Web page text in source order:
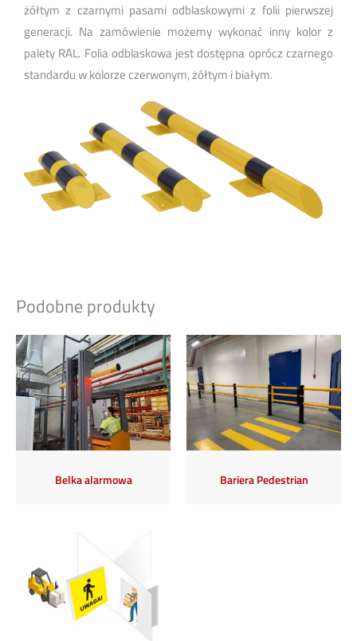
żółtym z czarnymi pasami odblaskowymi z folii pierwszej
generacji. Na zamówienie możemy wykonać inny kolor z
palety RAL. Folia odblaskowa jest dostępna oprócz czarnego
standardu w kolorze czerwonym, żółtym i białym.
Podobne produkty
Belka alarmowa Bariera Pedestrian